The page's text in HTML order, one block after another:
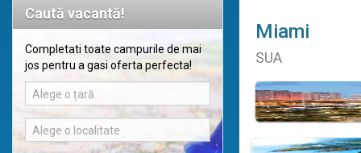
Caută vacantă!
Completati toate campurile de mai
jos pentru a gasi oferta perfecta!
Alege o țară
Alege o localitate
Miami
SUA